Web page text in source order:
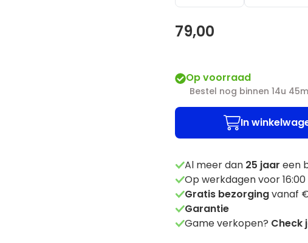
79,00
Op voorraad
Bestel nog binnen 14u
In
Al meer dan 25 jaar een
Op werkdagen voor
Gratis bezorgingvanaf
Garantie
Game verkopen? Check